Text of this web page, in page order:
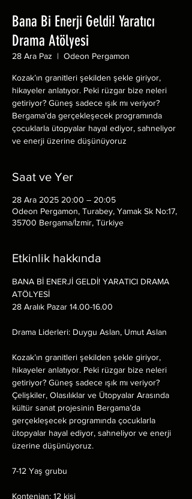
Bana Bi Enerji Geldi! Yaratıcı
Drama Atölyesi
28 Ara Paz
  |
Odeon Pergamon
Kozak’ın granitleri şekilden şekle giriyor,
hikayeler anlatıyor. Peki rüzgar bize neleri
getiriyor? Güneş sadece ışık mı veriyor?
Bergama’da gerçekleşecek programında
çocuklarla ütopyalar hayal ediyor, sahneliyor
ve enerji üzerine düşünüyoruz
Saat ve Yer
28 Ara 2025 20:00 – 20:05
Odeon Pergamon, Turabey, Yamak Sk No:17,
35700 Bergama/İzmir, Türkiye
Etkinlik hakkında
BANA Bİ ENERJİ GELDİ! YARATICI DRAMA
ATÖLYESİ
28 Aralık Pazar 14.00-16.00
Drama Liderleri: Duygu Aslan, Umut Aslan
Kozak’ın granitleri şekilden şekle giriyor,
hikayeler anlatıyor. Peki rüzgar bize neleri
getiriyor? Güneş sadece ışık mı veriyor?
Çelişkiler, Olasılıklar ve Ütopyalar Arasında
kültür sanat projesinin Bergama’da
gerçekleşecek programında çocuklarla
ütopyalar hayal ediyor, sahneliyor ve enerji
üzerine düşünüyoruz.
7-12 Yaş grubu
Kontenjan: 12 kişi